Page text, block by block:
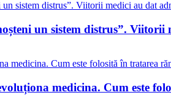
un sistem distrus”.
medicina. Cum este